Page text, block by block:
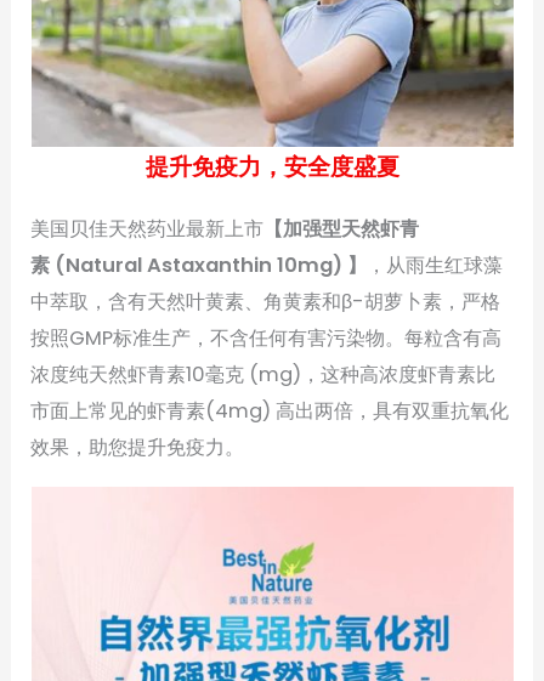
提升免疫力，安全度盛夏
美国贝佳天然药业最新上市 【加强型天然虾青
素 (Natural Astaxanthin 10mg) 】
，从雨生红球藻
中萃取，含有天然叶黄素、角黄素和β-胡萝卜素，严格
按照GMP标准生产，不含任何有害污染物。每粒含有高
浓度纯天然虾青素10毫克 (mg)，这种高浓度虾青素比
市面上常见的虾青素(4mg) 高出两倍，具有双重抗氧化
效果，助您提升免疫力。